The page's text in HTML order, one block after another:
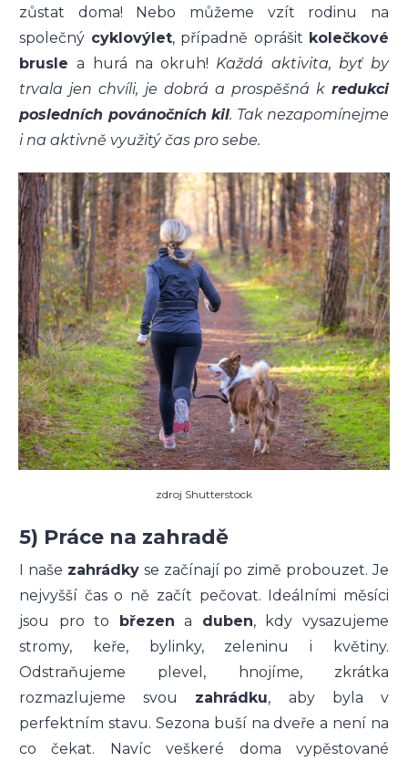
zůstat doma! Nebo můžeme vzít rodinu na
společný cyklovýlet, případně oprášit kolečkové
bruslea hurá na okruh! Každá aktivita, byť by
trvala jen chvíli, je dobrá a prospěšná k redukci
posledních povánočních kil. Tak nezapomínejme
i na aktivně využitý čas pro sebe.
zdroj Shutterstock
5) Práce na zahradě
I naše zahrádkyse začínají po zimě probouzet. Je
nejvyšší čas o ně začít pečovat. Ideálními měsíci
jsou pro to březen a duben, kdy vysazujeme
stromy, keře, bylinky, zeleninu i květiny.
Odstraňujeme plevel, hnojíme, zkrátka
rozmazlujeme svou zahrádku, aby byla v
perfektním stavu. Sezona buší na dveře a není na
co čekat. Navíc veškeré doma vypěstované